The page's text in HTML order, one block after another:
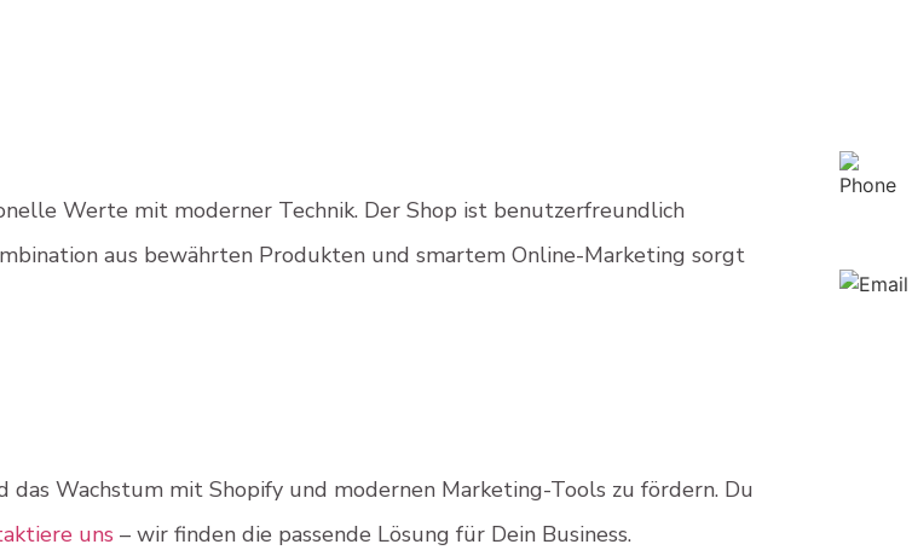
Werte mit moderner Technik. Der Shop ist benutzerfreundlich
aus bewährten Produkten und smartem Online-Marketing sorgt
Wachstum mit Shopify und modernen Marketing-Tools zu fördern. Du
uns – wir finden die passende Lösung für Dein Business.